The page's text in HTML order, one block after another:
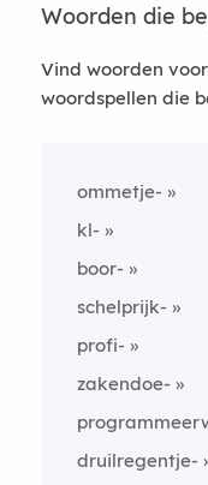
Woorden die
Vind woorden
woordspellen die
ommetje-
kl-
boor-
schelprijk-
profi-
zakendoe-
druilregentje-